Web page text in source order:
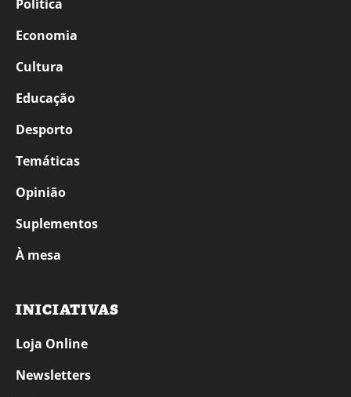
Política
Economia
Cultura
Educação
Desporto
Temáticas
Opinião
Suplementos
À mesa
INICIATIVAS
Loja Online
Newsletters